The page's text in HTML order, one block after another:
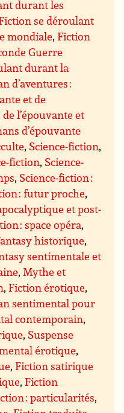
durant les
se déroulant
mondiale,Fiction
Guerre
durant la
d’aventures :
et de
l’épouvante et
d’épouvante
, Science-fiction,
fiction, Science-
, Science-fiction :
: futur proche,
et post-
: space opéra,
historique,
sentimentale et
,Mythe et
,Fiction érotique,
sentimental pour
contemporain,
, Suspense
érotique,
,Fiction satirique
,Fiction
: particularités,